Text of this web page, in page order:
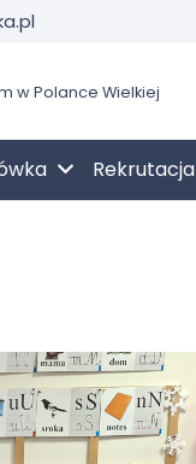
w Polance Wielkiej
Rekrutacja